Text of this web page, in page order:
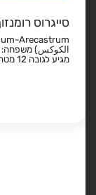
סייגרוס
מגיע לגובה 12 מטר. משמש כעץ נוי לצידי דרכים....